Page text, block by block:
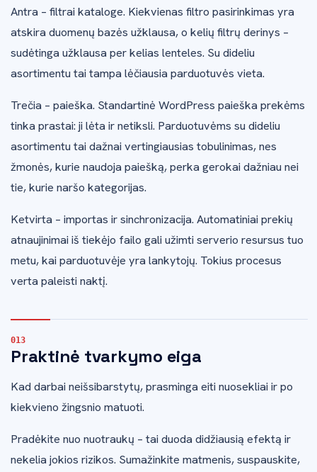
Antra – filtrai kataloge. Kiekvienas filtro pasirinkimas yra
atskira duomenų bazės užklausa, o kelių filtrų derinys –
sudėtinga užklausa per kelias lenteles. Su dideliu
asortimentu tai tampa lėčiausia parduotuvės vieta.
Trečia – paieška. Standartinė WordPress paieška prekėms
tinka prastai: ji lėta ir netiksli. Parduotuvėms su dideliu
asortimentu tai dažnai vertingiausias tobulinimas, nes
žmonės, kurie naudoja paiešką, perka gerokai dažniau nei
tie, kurie naršo kategorijas.
Ketvirta – importas ir sinchronizacija. Automatiniai prekių
atnaujinimai iš tiekėjo failo gali užimti serverio resursus tuo
metu, kai parduotuvėje yra lankytojų. Tokius procesus
verta paleisti naktį.
Praktinė tvarkymo eiga
Kad darbai neišsibarstytų, prasminga eiti nuosekliai ir po
kiekvieno žingsnio matuoti.
Pradėkite nuo nuotraukų – tai duoda didžiausią efektą ir
nekelia jokios rizikos. Sumažinkite matmenis, suspauskite,